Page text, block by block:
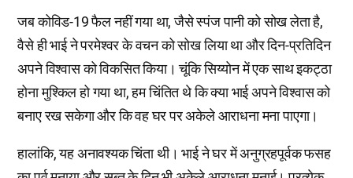
जब कोविड-19 फैल नहीं गया था, जैसे स्पंज पानी को सोख लेता है,
वैसे ही भाई ने परमेश्वर के वचन को सोख लिया था और दिन-प्रतिदिन
अपने विश्वास को विकसित किया। चूंकि सिय्योन में एक साथ इकट्ठा
होना मुश्किल हो गया था, हम चिंतित थे कि क्या भाई अपने विश्वास को
बनाए रख सकेगा और कि वह घर पर अकेले आराधना मना पाएगा।
हालांकि, यह अनावश्यक चिंता थी। भाई ने घर में अनुग्रहपूर्वक फसह